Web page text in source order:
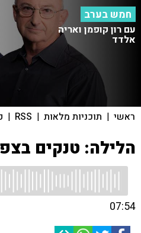
חמש בערב
עם רון קופמן ואריה
אלדד
ראשי | תוכניות מלאות |
RSS
|
הלילה: טנקים
07:54